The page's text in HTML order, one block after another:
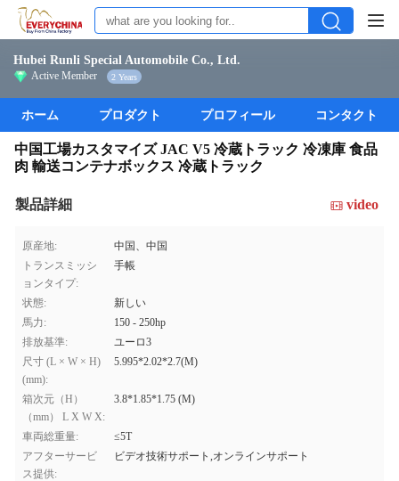
Hubei Runli Special Automobile Co., Ltd.
Active Member 2 Years
ホーム プロダクト プロフィール コンタクト
中国工場カスタマイズ JAC V5 冷蔵トラック 冷凍庫 食品
肉 輸送コンテナボックス 冷蔵トラック
製品詳細 video
原産地:
中国、中国
トランスミッシ
ョンタイプ:
手帳
状態:
新しい
馬力:
150 - 250hp
排放基準:
ユーロ3
尺寸 (L × W × H)
(mm):
5.995*2.02*2.7(M)
箱次元（H）
（mm） L X W X:
3.8*1.85*1.75 (M)
車両総重量:
≤5T
アフターサービ
ス提供:
ビデオ技術サポート,オンラインサポート